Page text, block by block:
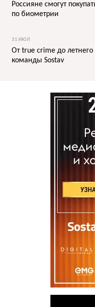
Россияне смогут
по биометрии
31 ИЮЛ
От true crime до
команды Sostav